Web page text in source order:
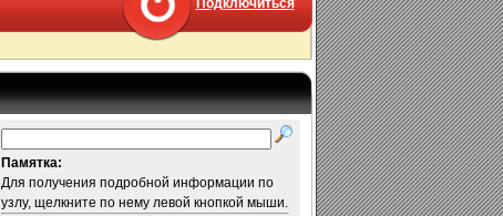
Подключиться
Памятка:
Для получения подробной информации по
узлу, щелкните по нему левой кнопкой мыши.